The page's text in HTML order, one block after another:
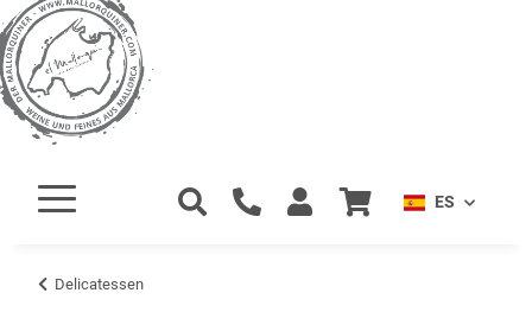
ES
Delicatessen